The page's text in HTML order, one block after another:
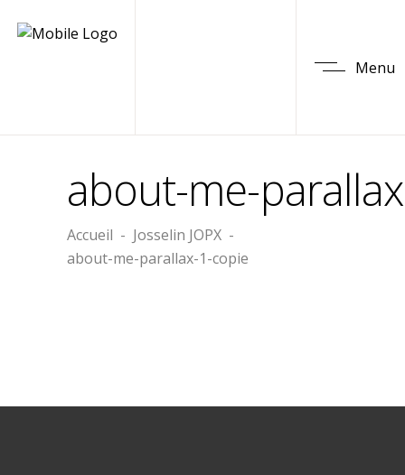
Menu
about-me-
Accueil - Josselin JOPX -
about-me-parallax-1-copie